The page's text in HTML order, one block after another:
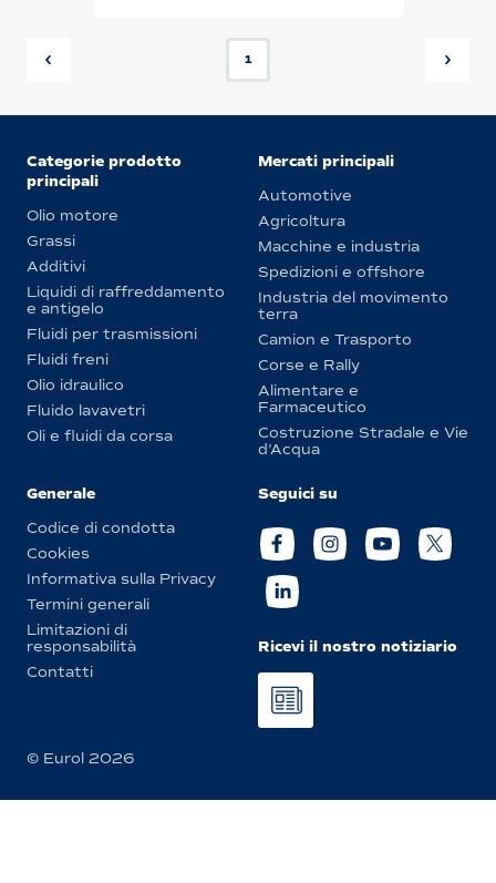
1
Categorie prodotto
principali
Olio motore
Grassi
Additivi
Liquidi di raffreddamento
e antigelo
Fluidi per trasmissioni
Fluidi freni
Olio idraulico
Fluido lavavetri
Oli e fluidi da corsa
Mercati principali
Automotive
Agricoltura
Macchine e industria
Spedizioni e offshore
Industria del movimento
terra
Camion e Trasporto
Corse e Rally
Alimentare e
Farmaceutico
Costruzione Stradale e Vie
d’Acqua
Generale
Codice di condotta
Cookies
Informativa sulla Privacy
Termini generali
Limitazioni di
responsabilità
Contatti
Seguici su
Ricevi il nostro notiziario
© Eurol 2026